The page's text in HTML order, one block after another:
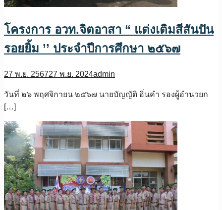
โครงการ อวท.จิตอาสา “ แต่งเติมสีสันปัน
รอยยิ้ม ’’ ประจำปีการศึกษา ๒๕๖๗
27 พ.ย. 256727 พ.ย. 2024admin
วันที่ ๒๖ พฤศจิกายน ๒๕๖๗ นายบัญญัติ อิ่นคำ รองผู้อำนวยก
[…]